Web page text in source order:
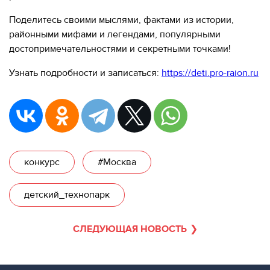
45-
55
Москва,
ул.
9
Станция
метро
Алексеевская
Режим
работы
9:00
-
18:00
Пн-
Пт.
Поделитесь своими мыслями, фактами из истории,
районными мифами и легендами, популярными
достопримечательностями и секретными точками!
Узнать подробности и записаться: https://deti.pro-raion.ru
конкурс #Москва
детский_технопарк
СЛЕДУЮЩАЯ НОВОСТЬ